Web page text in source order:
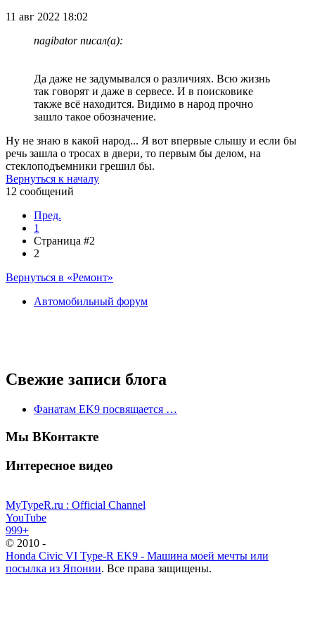
11 авг 2022 18:02
nagibator писал(а):
Да даже не задумывался о различиях. Всю жизнь
так говорят и даже в сервесе. И в поисковике
также всё находится. Видимо в народ прочно
зашло такое обозначение.
Ну не знаю в какой народ... Я вот впервые слышу и если бы
речь зашла о тросах в двери, то первым бы делом, на
стеклоподъемники грешил бы.
Вернуться к началу
12 сообщений
Пред.
1
Страница #2
2
Вернуться в «Ремонт»
Автомобильный форум
Свежие записи блога
Фанатам EK9 посвящается …
Мы ВКонтакте
Интересное видео
MyTypeR.ru : Official Channel
YouTube
999+
© 2010 -
Honda Civic VI Type-R EK9 - Машина моей мечты или
посылка из Японии. Все права защищены.